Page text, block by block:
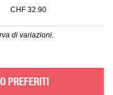
CHF 32.90
di variazioni.
PREFERITI